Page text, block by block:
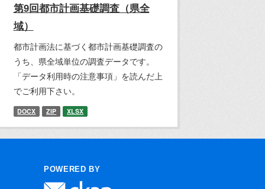
第9回都市計画基礎調査（県全
域）
都市計画法に基づく都市計画基礎調査の
うち、県全域単位の調査データです。
「データ利用時の注意事項」を読んだ上
でご利用下さい。
DOCX ZIP XLSX
POWERED BY